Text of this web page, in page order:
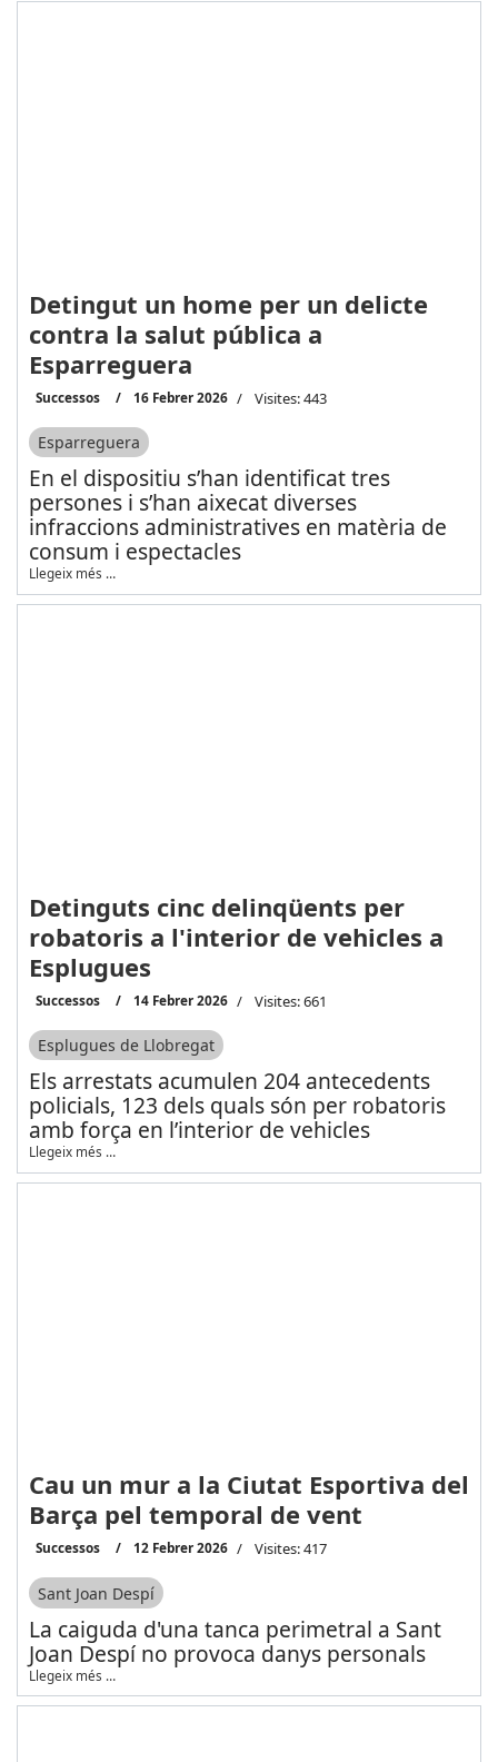
Detingut un home per un delicte
contra la salut pública a
Esparreguera
Successos 16 Febrer 2026 Visites: 443
Esparreguera
En el dispositiu s’han identificat tres
persones i s’han aixecat diverses
infraccions administratives en matèria de
consum i espectacles
Llegeix més …
Detinguts cinc delinqüents per
robatoris a l'interior de vehicles a
Esplugues
Successos 14 Febrer 2026 Visites: 661
Esplugues de Llobregat
Els arrestats acumulen 204 antecedents
policials, 123 dels quals són per robatoris
amb força en l’interior de vehicles
Llegeix més …
Cau un mur a la Ciutat Esportiva del
Barça pel temporal de vent
Successos 12 Febrer 2026 Visites: 417
Sant Joan Despí
La caiguda d'una tanca perimetral a Sant
Joan Despí no provoca danys personals
Llegeix més …